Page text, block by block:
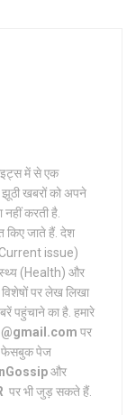
में से एक
झूठी खबरों को अपने
करती है.
किए जाते हैं. देश
issue)
(Health) और
पर लेख लिखा
पहुंचाने का है. हमारे
पर
फेसबुक पेज
और
पर भी जुड़ सकते हैं.